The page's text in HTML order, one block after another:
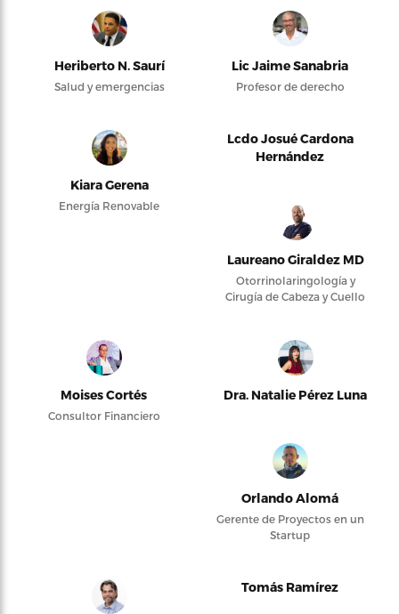
Heriberto N. Saurí
Salud y emergencias
Lic Jaime Sanabria
Profesor de derecho
Kiara Gerena
Energía Renovable
Lcdo Josué Cardona
Hernández
Laureano Giraldez MD
Otorrinolaringología y
Cirugía de Cabeza y Cuello
Moises Cortés
Consultor Financiero
Dra. Natalie Pérez Luna
Orlando Alomá
Gerente de Proyectos en un
Startup
Tomás Ramírez